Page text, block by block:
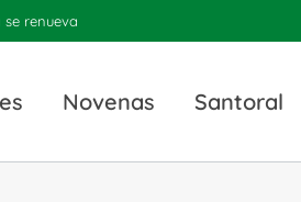
renueva
Novenas Santoral